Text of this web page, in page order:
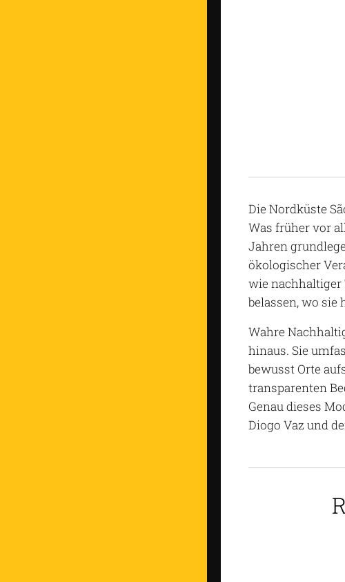
Die Nordküste
Was früher vor
Jahren
ökologischer
wie nachhaltiger
belassen, wo sie
Wahre
hinaus. Sie
bewusst Orte
transparenten
Genau dieses
Diogo Vaz und